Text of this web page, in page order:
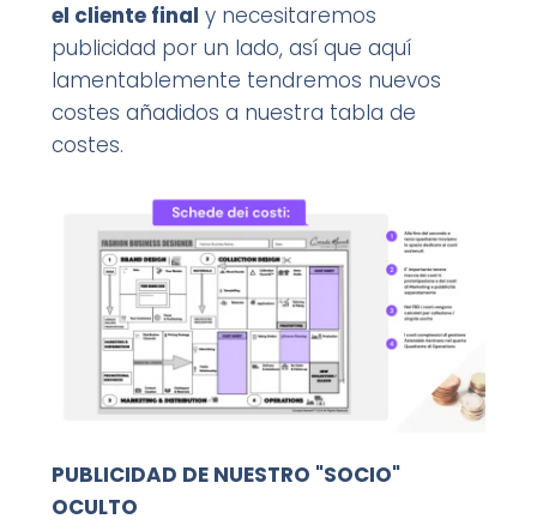
el cliente final y necesitaremos
publicidad por un lado, así que aquí
lamentablemente tendremos nuevos
costes añadidos a nuestra tabla de
costes.
PUBLICIDAD DE NUESTRO "SOCIO"
OCULTO